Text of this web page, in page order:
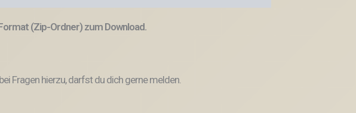
(Zip-Ordner) zum Download.
Fragen hierzu, darfst du dich gerne melden.